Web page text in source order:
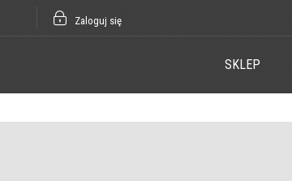
Zaloguj się
SKLEP